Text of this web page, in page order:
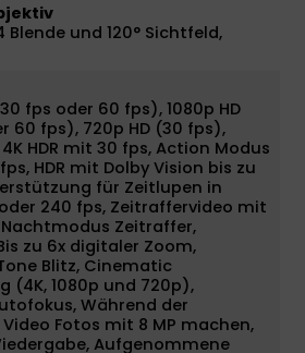
Blende und 120° Sichtfeld,
fps oder 60 fps), 1080p HD
60 fps), 720p HD (30 fps),
HDR mit 30 fps, Action Modus
HDR mit Dolby Vision bis zu
für Zeitlupen in
240 fps, Zeitraffervideo mit
Zeitraffer,
zu 6x digitaler Zoom,
Blitz, Cinematic
(4K, 1080p und 720p),
Während der
Fotos mit 8 MP machen,
Aufgenommene